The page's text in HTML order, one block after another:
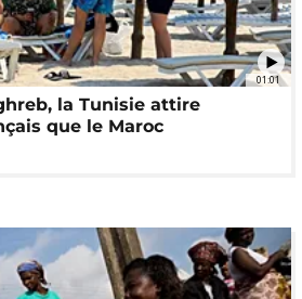
01:01
la Tunisie attire
que le Maroc